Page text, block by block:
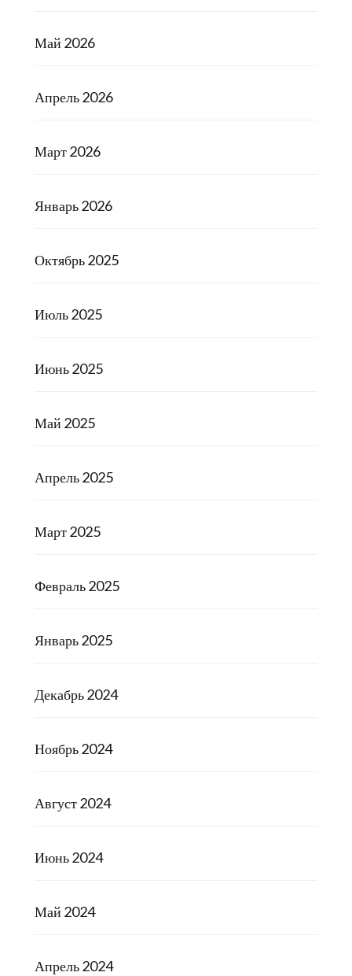
Май 2026
Апрель 2026
Март 2026
Январь 2026
Октябрь 2025
Июль 2025
Июнь 2025
Май 2025
Апрель 2025
Март 2025
Февраль 2025
Январь 2025
Декабрь 2024
Ноябрь 2024
Август 2024
Июнь 2024
Май 2024
Апрель 2024